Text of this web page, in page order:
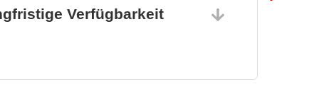
Verfügbarkeit